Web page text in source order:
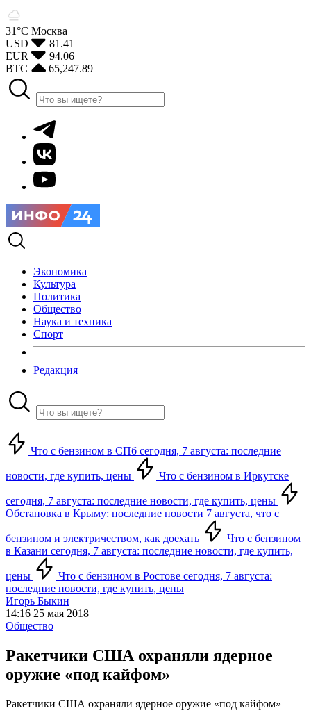
31°С Москва
USD
81.41
EUR
94.06
BTC
65,247.89
Экономика
Культура
Политика
Общество
Наука и техника
Спорт
Редакция
Что с бензином в СПб сегодня, 7 августа: последние
новости, где купить, цены Что с бензином в Иркутске
сегодня, 7 августа: последние новости, где купить, цены
Обстановка в Крыму: последние новости 7 августа, что с
бензином и электричеством, как доехать
Что с бензином
в Казани сегодня, 7 августа: последние новости, где купить,
цены
Что с бензином в Ростове сегодня, 7 августа:
последние новости, где купить, цены
Игорь Быкин
14:16 25 мая 2018
Общество
Ракетчики США охраняли ядерное
оружие «под кайфом»
Ракетчики США охраняли ядерное оружие «под кайфом»